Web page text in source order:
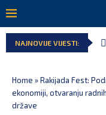
NAJNOVIJE VIJESTI:
Home »Rakijada Fest:
ekonomiji, otvaranju
države